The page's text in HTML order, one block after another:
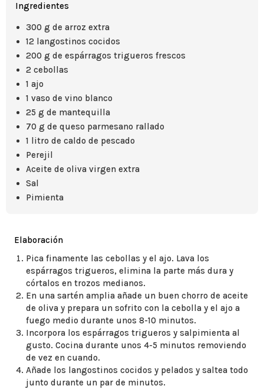
Ingredientes
300 g de arroz extra
12 langostinos cocidos
200 g de espárragos trigueros frescos
2 cebollas
1 ajo
1 vaso de vino blanco
25 g de mantequilla
70 g de queso parmesano rallado
1 litro de caldo de pescado
Perejil
Aceite de oliva virgen extra
Sal
Pimienta
Elaboración
Pica finamente las cebollas y el ajo. Lava los
espárragos trigueros, elimina la parte más dura y
córtalos en trozos medianos.
En una sartén amplia añade un buen chorro de aceite
de oliva y prepara un sofrito con la cebolla y el ajo a
fuego medio durante unos 8-10 minutos.
Incorpora los espárragos trigueros y salpimienta al
gusto. Cocina durante unos 4-5 minutos removiendo
de vez en cuando.
Añade los langostinos cocidos y pelados y saltea todo
junto durante un par de minutos.